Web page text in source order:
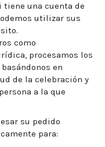
tiene una cuenta de
utilizar sus
como
procesamos los
en
de la celebración y
a la que
su pedido
para: